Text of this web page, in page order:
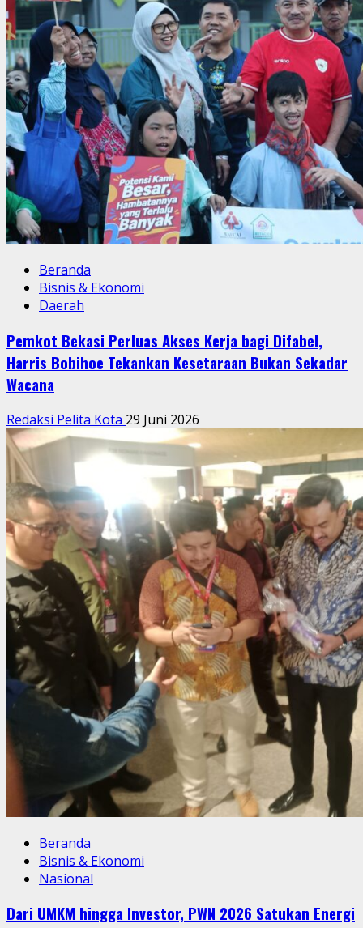
Beranda
Bisnis & Ekonomi
Daerah
Pemkot Bekasi Perluas Akses Kerja bagi Difabel,
Harris Bobihoe Tekankan Kesetaraan Bukan Sekadar
Wacana
Redaksi Pelita Kota 29 Juni 2026
Beranda
Bisnis & Ekonomi
Nasional
Dari UMKM hingga Investor, PWN 2026 Satukan Energi